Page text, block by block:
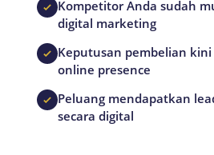
Kompetitor Anda sudah
digital marketing
Keputusan pembelian
online presence
Peluang mendapatkan
secara digital